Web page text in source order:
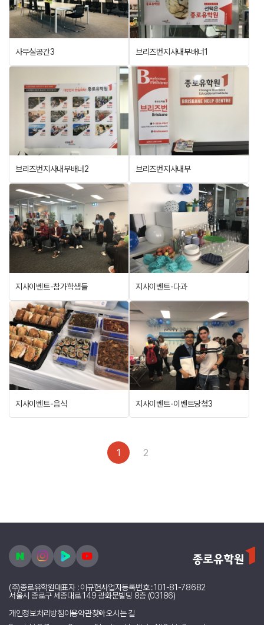
사무실공간3 브리즈번지사내부배너1
브리즈번지사내부배너2 브리즈번지사내부
지사이벤트-참가학생들 지사이벤트-다과
지사이벤트-음식 지사이벤트-이벤트당첨3
1 2
(주)종로유학원대표자 : 이규헌사업자등록번호 : 101-81-78682
서울시 종로구 세종대로 149 광화문빌딩 8층 (03186)
개인정보처리방침이용약관찾아오시는 길